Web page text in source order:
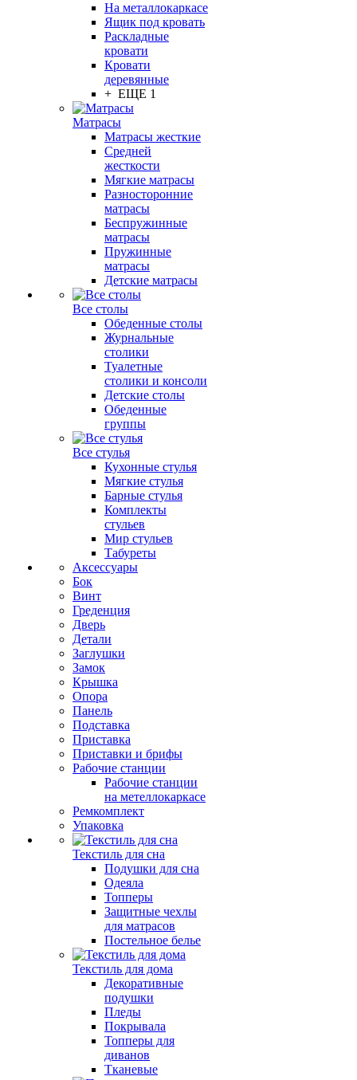
На металлокаркасе
Ящик под кровать
Раскладные
кровати
Кровати
деревянные
+ ЕЩЕ 1
Матрасы
Матрасы жесткие
Средней
жесткости
Мягкие матрасы
Разносторонние
матрасы
Беспружинные
матрасы
Пружинные
матрасы
Детские матрасы
Все столы
Обеденные столы
Журнальные
столики
Туалетные
столики и консоли
Детские столы
Обеденные
группы
Все стулья
Кухонные стулья
Мягкие стулья
Барные стулья
Комплекты
стульев
Мир стульев
Табуреты
Аксессуары
Бок
Винт
Греденция
Дверь
Детали
Заглушки
Замок
Крышка
Опора
Панель
Подставка
Приставка
Приставки и брифы
Рабочие станции
Рабочие станции
на метеллокаркасе
Ремкомплект
Упаковка
Текстиль для сна
Подушки для сна
Одеяла
Топперы
Защитные чехлы
для матрасов
Постельное белье
Текстиль для дома
Декоративные
подушки
Пледы
Покрывала
Топперы для
диванов
Тканевые